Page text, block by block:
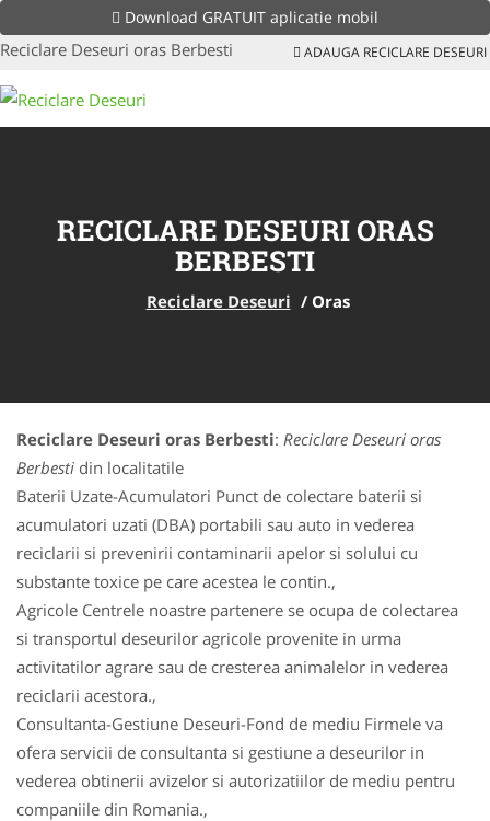
Download GRATUIT aplicatie mobil
Reciclare Deseuri oras Berbesti ADAUGA RECICLARE DESEURI
RECICLARE DESEURI ORAS
BERBESTI
Reciclare Deseuri / Oras
Reciclare Deseuri oras Berbesti: Reciclare Deseuri oras
Berbesti din localitatile
Baterii Uzate-Acumulatori Punct de colectare baterii si
acumulatori uzati (DBA) portabili sau auto in vederea
reciclarii si prevenirii contaminarii apelor si solului cu
substante toxice pe care acestea le contin.,
Agricole Centrele noastre partenere se ocupa de colectarea
si transportul deseurilor agricole provenite in urma
activitatilor agrare sau de cresterea animalelor in vederea
reciclarii acestora.,
Consultanta-Gestiune Deseuri-Fond de mediu Firmele va
ofera servicii de consultanta si gestiune a deseurilor in
vederea obtinerii avizelor si autorizatiilor de mediu pentru
companiile din Romania.,